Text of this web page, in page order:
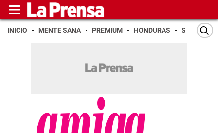
INICIO MENTE SANA PREMIUM HONDURAS SAN PEDRO